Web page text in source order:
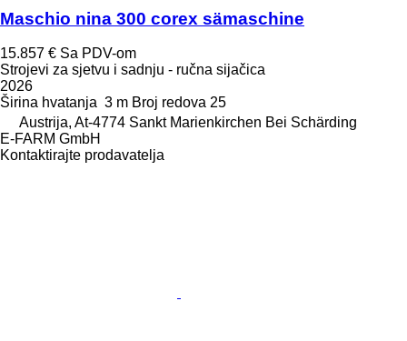
Maschio nina 300 corex sämaschine
15.857 € Sa PDV-om
Strojevi za sjetvu i sadnju - ručna sijačica
2026
Širina hvatanja 3 m Broj redova 25
Austrija, At-4774 Sankt Marienkirchen Bei Schärding
E-FARM GmbH
Kontaktirajte prodavatelja